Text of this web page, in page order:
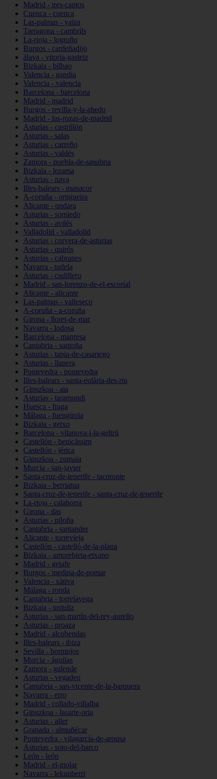
Madrid - tres-cantos
Cuenca - cuenca
Las-palmas - yaiza
Tarragona - cambrils
La-rioja - logroño
Burgos - cardeñadijo
álava - vitoria-gasteiz
Bizkaia - bilbao
Valencia - gandia
Valencia - valencia
Barcelona - barcelona
Madrid - madrid
Burgos - revilla-y-la-ahedo
Madrid - las-rozas-de-madrid
Asturias - castrillón
Asturias - salas
Asturias - carreño
Asturias - valdés
Zamora - puebla-de-sanabria
Bizkaia - lezama
Asturias - nava
Illes-balears - manacor
A-coruña - ortigueira
Alicante - ondara
Asturias - somiedo
Asturias - avilés
Valladolid - valladolid
Asturias - corvera-de-asturias
Asturias - quirós
Asturias - cabranes
Navarra - tudela
Asturias - cudillero
Madrid - san-lorenzo-de-el-escorial
Alicante - alicante
Las-palmas - valleseco
A-coruña - a-coruña
Girona - lloret-de-mar
Navarra - lodosa
Barcelona - manresa
Cantabria - santoña
Asturias - tapia-de-casariego
Asturias - llanera
Pontevedra - pontevedra
Illes-balears - santa-eulària-des-riu
Gipuzkoa - aia
Asturias - taramundi
Huesca - fraga
Málaga - fuengirola
Bizkaia - getxo
Barcelona - vilanova-i-la-geltrú
Castellón - benicàssim
Castellón - jérica
Gipuzkoa - zumaia
Murcia - san-javier
Santa-cruz-de-tenerife - tacoronte
Bizkaia - berriatua
Santa-cruz-de-tenerife - santa-cruz-de-tenerife
La-rioja - calahorra
Girona - das
Asturias - piloña
Cantabria - santander
Alicante - torrevieja
Castellón - castelló-de-la-plana
Bizkaia - amorebieta-etxano
Madrid - getafe
Burgos - medina-de-pomar
Valencia - xàtiva
Málaga - ronda
Cantabria - torrelavega
Bizkaia - urduliz
Asturias - san-martín-del-rey-aurelio
Asturias - proaza
Madrid - alcobendas
Illes-balears - ibiza
Sevilla - bormujos
Murcia - águilas
Zamora - galende
Asturias - vegadeo
Cantabria - san-vicente-de-la-barquera
Navarra - erro
Madrid - collado-villalba
Gipuzkoa - lasarte-oria
Asturias - aller
Granada - almuñécar
Pontevedra - vilagarcía-de-arousa
Asturias - soto-del-barco
León - león
Madrid - el-molar
Navarra - lekunberri